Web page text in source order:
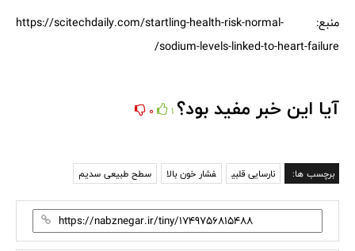
منبع: https://scitechdaily.com/startling-health-risk-normal-
sodium-levels-linked-to-heart-failure/
آیا این خبر مفید بود؟1
0
برچسب ها: نارسایی قلبی فشار خون بالا سطح طبیعی سدیم